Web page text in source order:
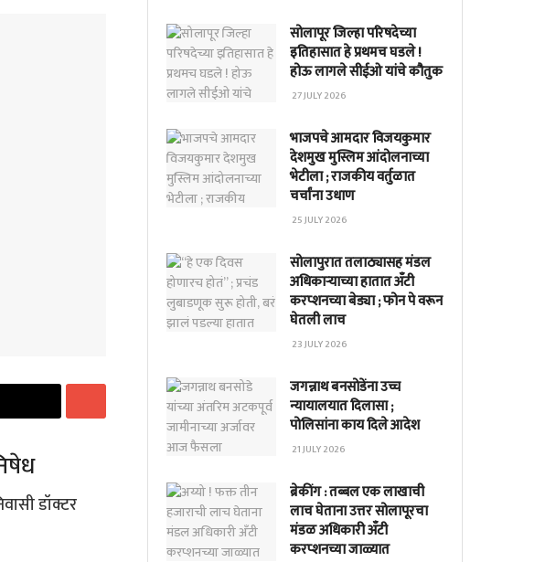
डॉक्टर
सोलापूर जिल्हा परिषदेच्या
इतिहासात हे प्रथमच घडले !
होऊ लागले सीईओ यांचे कौतुक
27 JULY 2026
भाजपचे आमदार विजयकुमार
देशमुख मुस्लिम आंदोलनाच्या
भेटीला ; राजकीय वर्तुळात
चर्चांना उधाण
25 JULY 2026
सोलापुरात तलाठ्यासह मंडल
अधिकाऱ्याच्या हातात अँटी
करप्शनच्या बेड्या ; फोन पे वरून
घेतली लाच
23 JULY 2026
जगन्नाथ बनसोडेंना उच्च
न्यायालयात दिलासा ;
पोलिसांना काय दिले आदेश
21 JULY 2026
ब्रेकींग : तब्बल एक लाखाची
लाच घेताना उत्तर सोलापूरचा
मंडळ अधिकारी अँटी
करप्शनच्या जाळ्यात